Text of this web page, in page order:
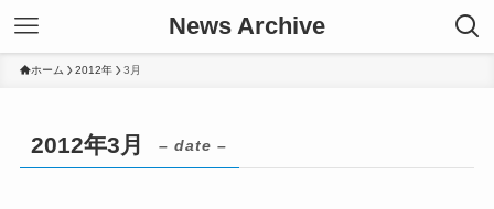
News Archive
ホーム 2012年 3月
2012年3月 – date –